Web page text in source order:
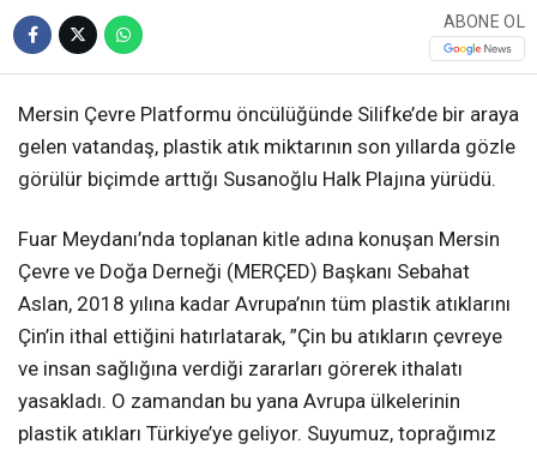
ABONE OL
Mersin Çevre Platformu öncülüğünde Silifke’de bir araya
gelen vatandaş, plastik atık miktarının son yıllarda gözle
görülür biçimde arttığı Susanoğlu Halk Plajına yürüdü.
​Fuar Meydanı’nda toplanan kitle adına konuşan Mersin
Çevre ve Doğa Derneği (MERÇED) Başkanı Sebahat
Aslan, 2018 yılına kadar Avrupa’nın tüm plastik atıklarını
Çin’in ithal ettiğini hatırlatarak, ”Çin bu atıkların çevreye
ve insan sağlığına verdiği zararları görerek ithalatı
yasakladı. O zamandan bu yana Avrupa ülkelerinin
plastik atıkları Türkiye’ye geliyor. Suyumuz, toprağımız